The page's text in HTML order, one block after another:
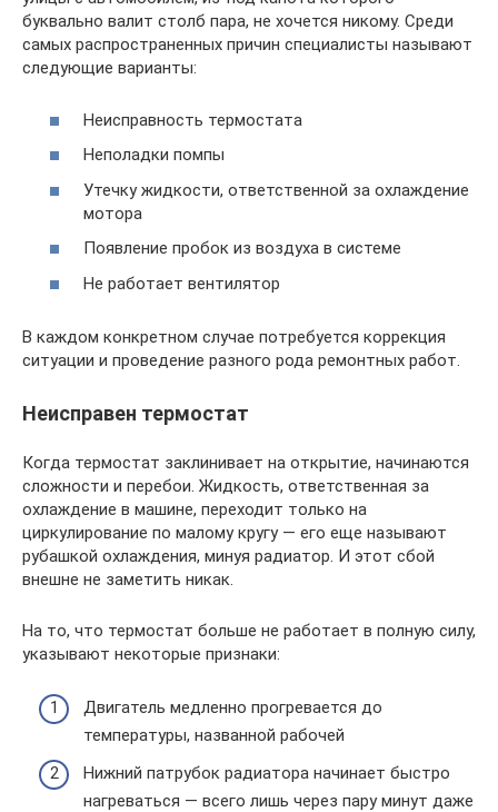
буквально валит столб пара, не хочется никому. Среди
самых распространенных причин специалисты называют
следующие варианты:
Неисправность термостата
Неполадки помпы
Утечку жидкости, ответственной за охлаждение
мотора
Появление пробок из воздуха в системе
Не работает вентилятор
В каждом конкретном случае потребуется коррекция
ситуации и проведение разного рода ремонтных работ.
Неисправен термостат
Когда термостат заклинивает на открытие, начинаются
сложности и перебои. Жидкость, ответственная за
охлаждение в машине, переходит только на
циркулирование по малому кругу — его еще называют
рубашкой охлаждения, минуя радиатор. И этот сбой
внешне не заметить никак.
На то, что термостат больше не работает в полную силу,
указывают некоторые признаки:
Двигатель медленно прогревается до
температуры, названной рабочей
Нижний патрубок радиатора начинает быстро
нагреваться — всего лишь через пару минут даже